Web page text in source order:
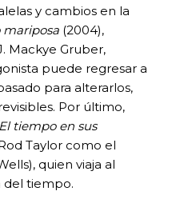
y cambios en la
mariposa (2004),
Mackye Gruber,
puede regresar a
para alterarlos,
Por último,
El tiempo en sus
Taylor como el
quien viaja al
del tiempo.